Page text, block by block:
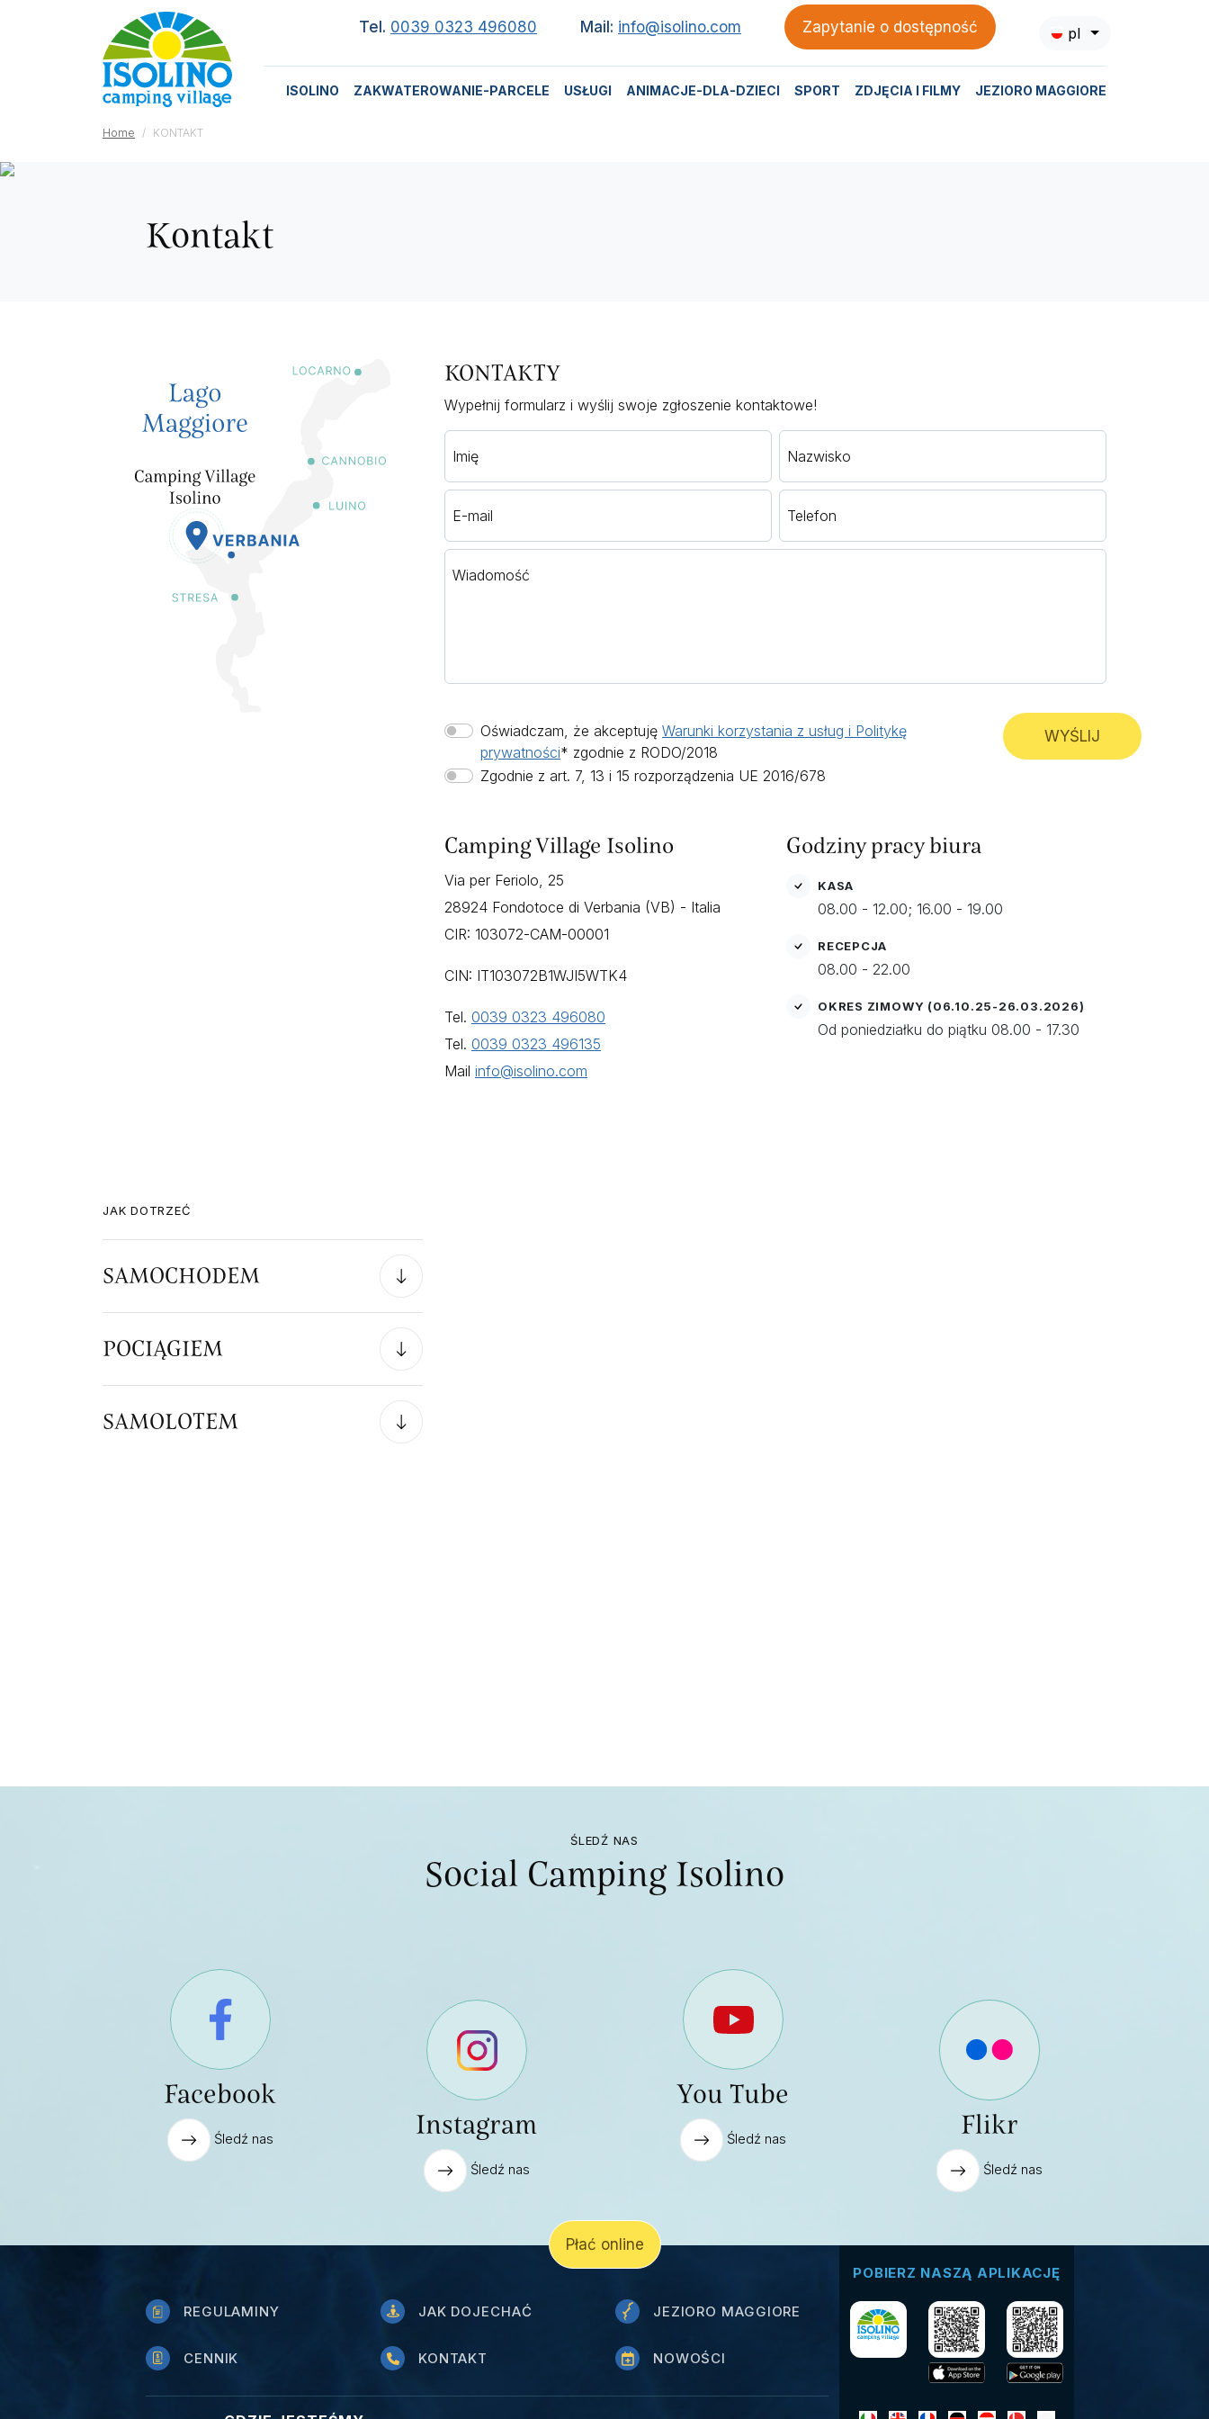
Tel. 0039 0323 496080 Mail: info@isolino.com Zapytanie o dostępność pl
ISOLINO ZAKWATEROWANIE-PARCELE USŁUGI ANIMACJE-DLA-DZIECI SPORT ZDJĘCIA I FILMY JEZIORO MAGGIORE
Home KONTAKT
Kontakt
KONTAKTY
Wypełnij formularz i wyślij swoje zgłoszenie kontaktowe!
Imię Nazwisko
E-mail Telefon
Wiadomość
Oświadczam, że akceptuję Warunki korzystania z usług i Politykę
prywatności* zgodnie z RODO/2018
Zgodnie z art. 7, 13 i 15 rozporządzenia UE 2016/678
WYŚLIJ
Camping Village Isolino
Via per Feriolo, 25
28924 Fondotoce di Verbania (VB) - Italia
CIR: 103072-CAM-00001
CIN: IT103072B1WJI5WTK4
Tel. 0039 0323 496080
Tel. 0039 0323 496135
Mail info@isolino.com
Godziny pracy biura
KASA
08.00 - 12.00; 16.00 - 19.00
RECEPCJA
08.00 - 22.00
OKRES ZIMOWY (06.10.25-26.03.2026)
Od poniedziałku do piątku 08.00 - 17.30
JAK DOTRZEĆ
SAMOCHODEM
POCIĄGIEM
SAMOLOTEM
ŚLEDŹ NAS
Social Camping Isolino
Facebook
Śledź nas Instagram
Śledź nas
You Tube
Śledź nas Flikr
Śledź nas
REGULAMINY JAK DOJECHAĆ JEZIORO MAGGIORE
CENNIK KONTAKT NOWOŚCI
POBIERZ NASZĄ APLIKACJĘ
Płać online